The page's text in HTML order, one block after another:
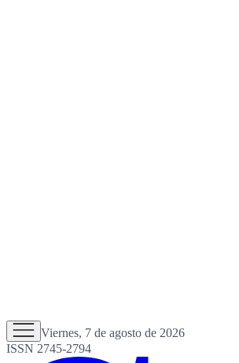
Viernes, 7 de agosto de 2026
ISSN 2745-2794